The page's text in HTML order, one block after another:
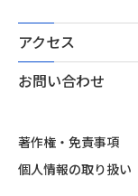
アクセス
お問い合わせ
著作権・免責事項
個人情報の取り扱い